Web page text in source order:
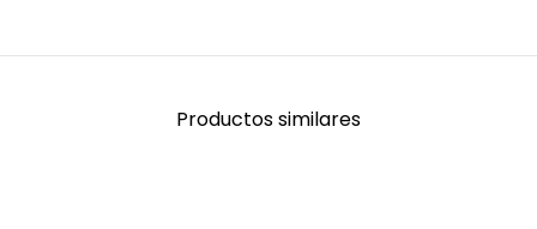
Productos similares